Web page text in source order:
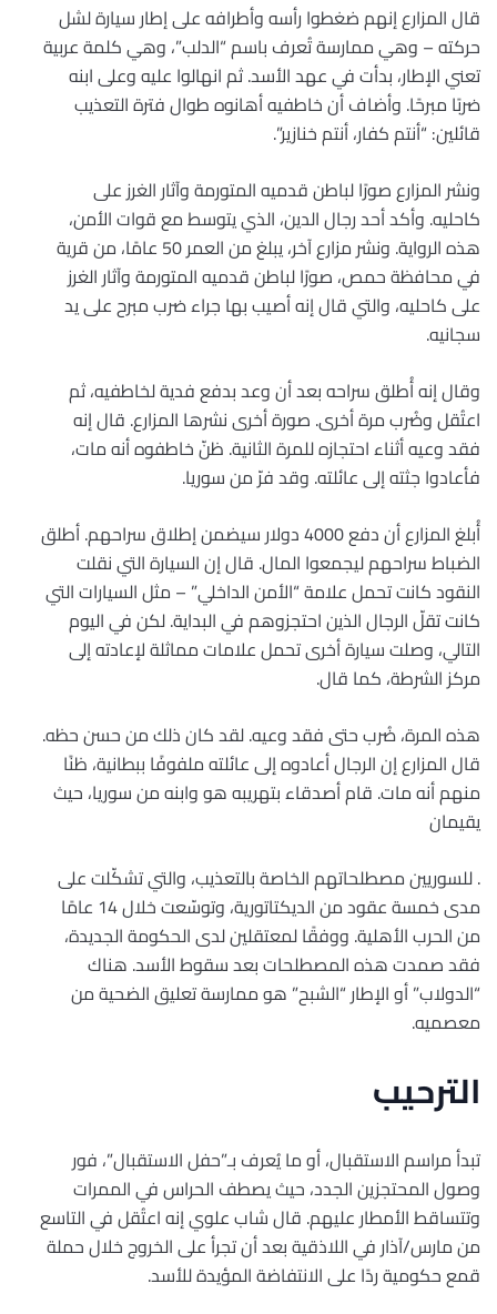
قال المزارع إنهم ضغطوا رأسه وأطرافه على إطار سيارة لشل
حركته – وهي ممارسة تُعرف باسم “الدلب”، وهي كلمة عربية
تعني الإطار، بدأت في عهد الأسد. ثم انهالوا عليه وعلى ابنه
ضربًا مبرحًا. وأضاف أن خاطفيه أهانوه طوال فترة التعذيب
قائلين: “أنتم كفار، أنتم خنازير”.
ونشر المزارع صورًا لباطن قدميه المتورمة وآثار الغرز على
كاحليه. وأكد أحد رجال الدين، الذي يتوسط مع قوات الأمن،
هذه الرواية. ونشر مزارع آخر، يبلغ من العمر 50 عامًا، من قرية
في محافظة حمص، صورًا لباطن قدميه المتورمة وآثار الغرز
على كاحليه، والتي قال إنه أصيب بها جراء ضرب مبرح على يد
سجانيه.
وقال إنه أُطلق سراحه بعد أن وعد بدفع فدية لخاطفيه، ثم
اعتُقل وضُرب مرة أخرى. صورة أخرى نشرها المزارع. قال إنه
فقد وعيه أثناء احتجازه للمرة الثانية. ظنّ خاطفوه أنه مات،
فأعادوا جثته إلى عائلته. وقد فرّ من سوريا.
أُبلغ المزارع أن دفع 4000 دولار سيضمن إطلاق سراحهم. أطلق
الضباط سراحهم ليجمعوا المال. قال إن السيارة التي نقلت
النقود كانت تحمل علامة “الأمن الداخلي” – مثل السيارات التي
كانت تقلّ الرجال الذين احتجزوهم في البداية. لكن في اليوم
التالي، وصلت سيارة أخرى تحمل علامات مماثلة لإعادته إلى
مركز الشرطة، كما قال.
هذه المرة، ضُرب حتى فقد وعيه. لقد كان ذلك من حسن حظه.
قال المزارع إن الرجال أعادوه إلى عائلته ملفوفًا ببطانية، ظنًا
منهم أنه مات. قام أصدقاء بتهريبه هو وابنه من سوريا، حيث
يقيمان
. للسوريين مصطلحاتهم الخاصة بالتعذيب، والتي تشكّلت على
مدى خمسة عقود من الديكتاتورية، وتوسّعت خلال 14 عامًا
من الحرب الأهلية. ووفقًا لمعتقلين لدى الحكومة الجديدة،
فقد صمدت هذه المصطلحات بعد سقوط الأسد. هناك
“الدولاب” أو الإطار “الشبح” هو ممارسة تعليق الضحية من
معصميه.
الترحيب
تبدأ مراسم الاستقبال، أو ما يُعرف بـ”حفل الاستقبال”، فور
وصول المحتجزين الجدد، حيث يصطف الحراس في الممرات
وتتساقط الأمطار عليهم. قال شاب علوي إنه اعتُقل في التاسع
من مارس/آذار في اللاذقية بعد أن تجرأ على الخروج خلال حملة
قمع حكومية ردًا على الانتفاضة المؤيدة للأسد.